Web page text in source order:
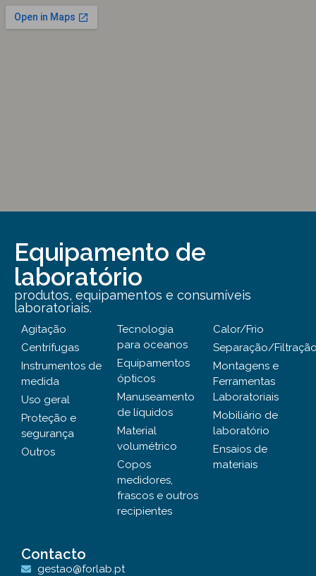
Equipamento de
laboratório
produtos, equipamentos e consumíveis
laboratoriais.
Agitação
Centrífugas
Instrumentos de
medida
Uso geral
Proteção e
segurança
Outros
Tecnologia
para oceanos
Equipamentos
ópticos
Manuseamento
de líquidos
Material
volumétrico
Copos
medidores,
frascos e outros
recipientes
Calor/Frio
Separação/
Montagens e
Ferramentas
Laboratoriais
Mobiliário de
laboratório
Ensaios de
materiais
Contacto
gestao@forlab.pt